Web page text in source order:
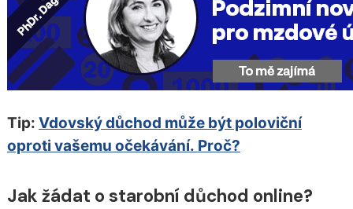
Tip: Vdovský důchod může být poloviční
oproti vašemu očekávání. Proč?
Jak žádat o starobní důchod online?